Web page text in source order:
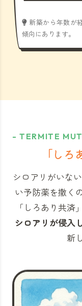
新築から年数が
傾向にあります。
- TERMITE
「しろ
シロアリがいな
い予防薬を撒く
「しろあり共済」
シロアリが侵入
新